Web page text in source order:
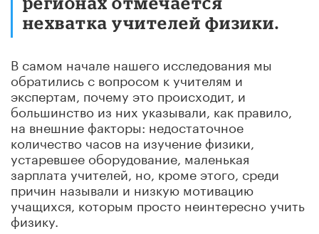
нехватка учителей физики.
В самом начале нашего исследования мы
обратились с вопросом к учителям и
экспертам, почему это происходит, и
большинство из них указывали, как правило,
на внешние факторы: недостаточное
количество часов на изучение физики,
устаревшее оборудование, маленькая
зарплата учителей, но, кроме этого, среди
причин называли и низкую мотивацию
учащихся, которым просто неинтересно учить
физику.